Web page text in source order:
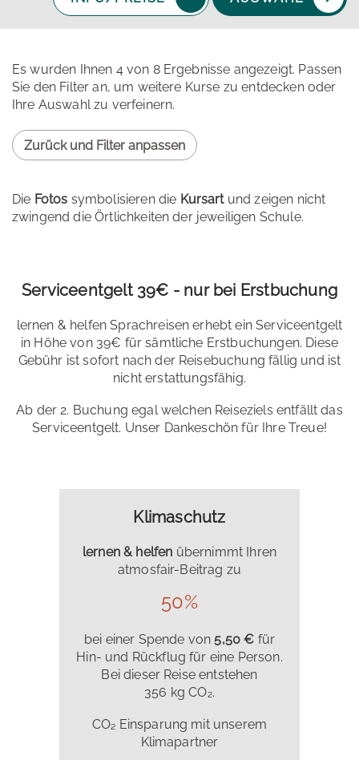
Es wurden Ihnen 4 von 8 Ergebnisse angezeigt. Passen
Sie den Filter an, um weitere Kurse zu entdecken oder
Ihre Auswahl zu verfeinern.
Zurück und Filter anpassen
Die Fotos symbolisieren die Kursartund zeigen nicht
zwingend die Örtlichkeiten der jeweiligen Schule.
Serviceentgelt 39€ - nur bei Erstbuchung
lernen & helfen Sprachreisen erhebt ein Serviceentgelt
in Höhe von 39€ für sämtliche Erstbuchungen. Diese
Gebühr ist sofort nach der Reisebuchung fällig und ist
nicht erstattungsfähig.
Ab der 2. Buchung egal welchen Reiseziels entfällt das
Serviceentgelt. Unser Dankeschön für Ihre Treue!
Klimaschutz
lernen & helfen übernimmt Ihren
atmosfair-Beitrag zu
50%
bei einer Spende von 5,50 € für
Hin- und Rückflug für eine Person.
Bei dieser Reise entstehen
356 kg CO₂.
CO₂ Einsparung mit unserem
Klimapartner